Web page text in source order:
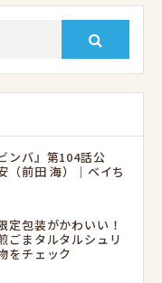
ンバ』第104話公
（前田 海）｜ベイち
定包装がかわいい！
ごまタルタルシュリ
をチェック